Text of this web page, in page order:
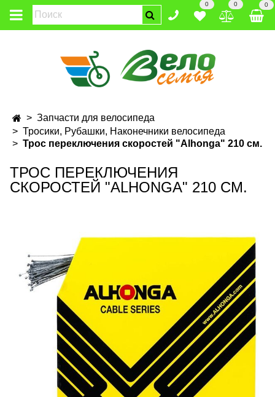
0 0 0
Запчасти для велосипеда
Тросики, Рубашки, Наконечники велосипеда
Трос переключения скоростей "Alhonga" 210 см.
ТРОС ПЕРЕКЛЮЧЕНИЯ
СКОРОСТЕЙ "ALHONGA" 210 СМ.